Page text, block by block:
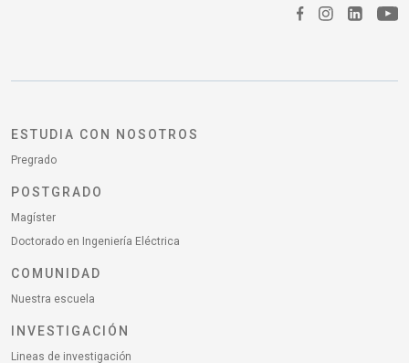
ESTUDIA CON NOSOTROS
Pregrado
POSTGRADO
Magíster
Doctorado en Ingeniería Eléctrica
COMUNIDAD
Nuestra escuela
INVESTIGACIÓN
Lineas de investigación